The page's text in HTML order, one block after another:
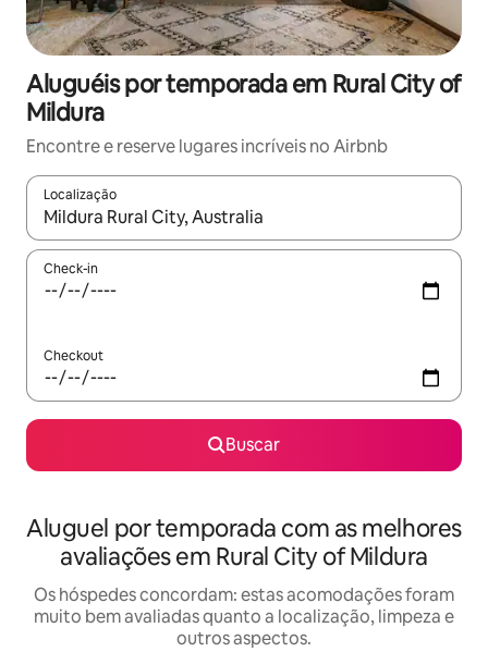
Aluguéis por temporada em Rural City of
Mildura
Encontre e reserve lugares incríveis no Airbnb
Localização
Quando os resultados estiverem disponíveis, explore-os
Check-in
Checkout
Buscar
Aluguel por temporada com as melhores
avaliações em Rural City of Mildura
Os hóspedes concordam: estas acomodações foram
muito bem avaliadas quanto a localização, limpeza e
outros aspectos.